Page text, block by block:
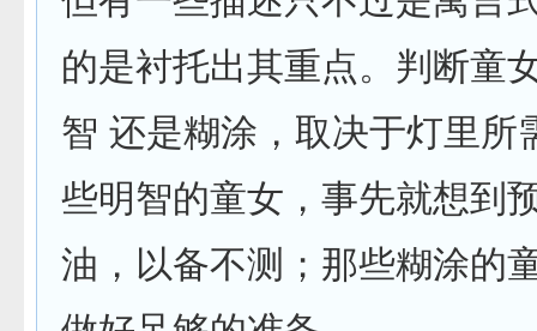
的是衬托出其重点。判断童
智 还是糊涂，取决于灯里所
些明智的童女，事先就想到
油，以备不测；那些糊涂的